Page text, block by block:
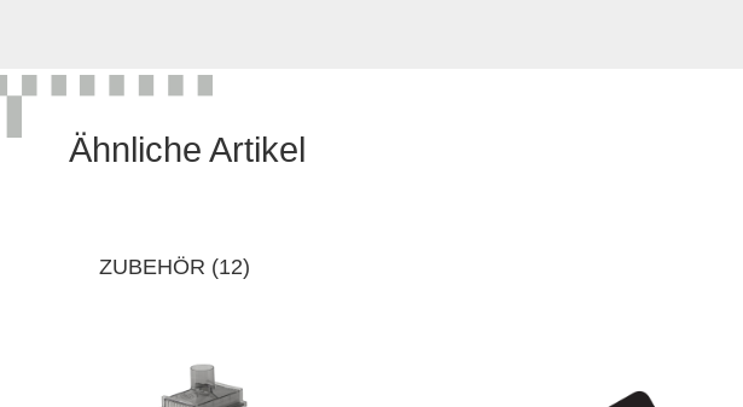
Ähnliche Artikel
ZUBEHÖR (12)